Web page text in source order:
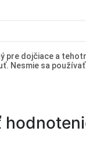
pre dojčiace a
Nesmie sa